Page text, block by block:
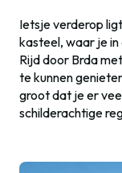
Ietsje verderop ligt
kasteel, waar je
Rijd door Brda
te kunnen
groot dat je er
schilderachtige